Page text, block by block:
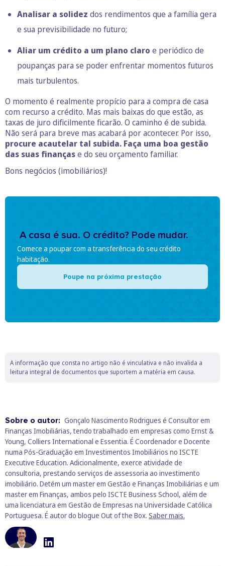
Analisar a solidez dos rendimentos que a família gera
e sua previsibilidade no futuro;
Aliar um crédito a um plano claro e periódico de
poupanças para se poder enfrentar momentos futuros
mais turbulentos.
O momento é realmente propício para a compra de casa
com recurso a crédito. Mas mais baixas do que estão, as
taxas de juro dificilmente ficarão. O caminho é de subida.
Não será para breve mas acabará por acontecer. Por isso,
procure acautelar tal subida. Faça uma boa gestão
das suas finançase do seu orçamento familiar.
Bons negócios (imobiliários)!
A casa é sua. O crédito? Pode mudar.
Comece a poupar com a transferência do seu crédito
habitação.
Poupe na próxima prestação
A informação que consta no artigo não é vinculativa e não invalida a
leitura integral de documentos que suportem a matéria em causa.
Sobre o autor: Gonçalo Nascimento Rodrigues é Consultor em
Finanças Imobiliárias, tendo trabalhado em empresas como Ernst &
Young, Colliers International e Essentia. É Coordenador e Docente
numa Pós-Graduação em Investimentos Imobiliários no ISCTE
Executive Education. Adicionalmente, exerce atividade de
consultoria, prestando serviços de assessoria ao investimento
imobiliário. Detém um master em Gestão e Finanças Imobiliárias e um
master em Finanças, ambos pelo ISCTE Business School, além de
uma licenciatura em Gestão de Empresas na Universidade Católica
Portuguesa. É autor do blogue Out of the Box. Saber mais.